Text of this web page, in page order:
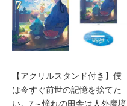
【アクリルスタンド付き】僕
は今すぐ前世の記憶を捨てた
い。7～憧れの田舎は人外魔境